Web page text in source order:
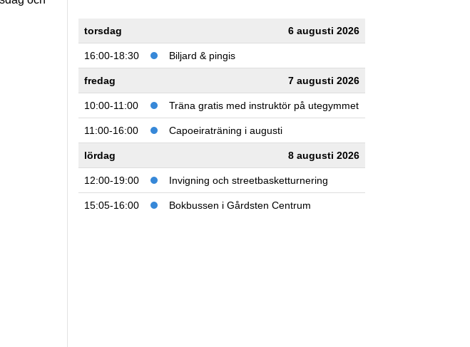
torsdag 6 augusti 2026
16:00-18:30 Biljard & pingis
fredag 7 augusti 2026
10:00-11:00 Träna gratis med instruktör på utegymmet
11:00-16:00 Capoeiraträning i augusti
lördag 8 augusti 2026
12:00-19:00 Invigning och streetbasketturnering
15:05-16:00 Bokbussen i Gårdsten Centrum